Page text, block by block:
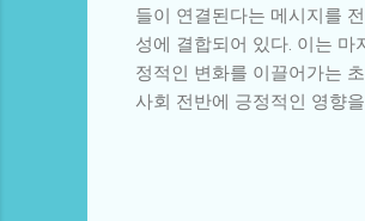
들이 연결된다는 메시지를
성에 결합되어 있다. 이는 마
정적인 변화를 이끌어가는
사회 전반에 긍정적인 영향